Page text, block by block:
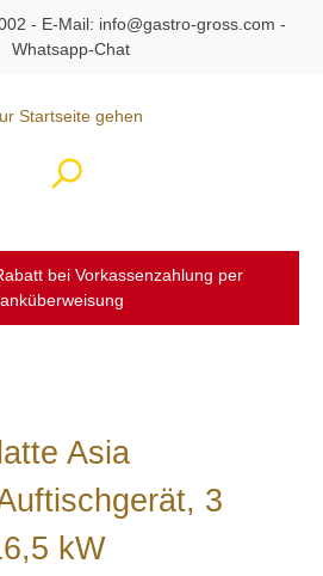
- E-Mail: info@gastro-gross.com -
Whatsapp-Chat
bei Vorkassenzahlung per
Asia
3
kW